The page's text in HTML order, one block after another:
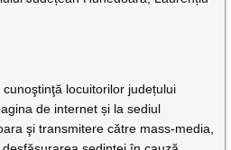
locuitorilor județului
de internet și la sediul
şi transmitere către mass-media,